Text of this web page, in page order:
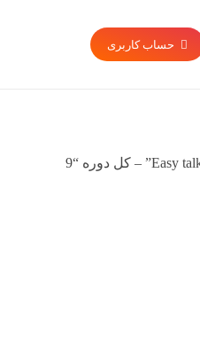
حساب کاربری
/ آموزش زبان انگلیسی “Easy talk” – کل دوره “9